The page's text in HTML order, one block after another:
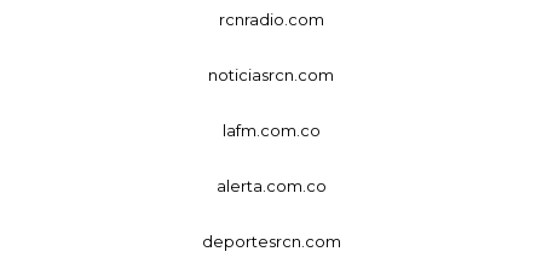
rcnradio.com
noticiasrcn.com
lafm.com.co
alerta.com.co
deportesrcn.com